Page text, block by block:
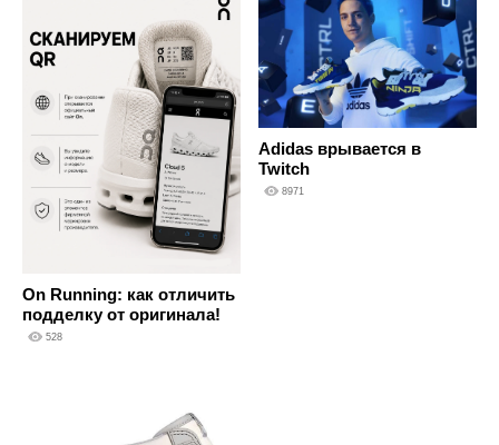
On Running: как отличить
подделку от оригинала!
528
Adidas врывается в
Twitch
8971